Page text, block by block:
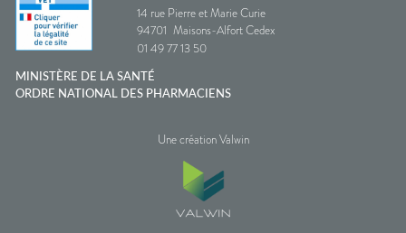
14 rue Pierre et Marie Curie
94701 Maisons-Alfort Cedex
01 49 77 13 50
MINISTÈRE DE LA SANTÉ
ORDRE NATIONAL DES PHARMACIENS
Une création Valwin